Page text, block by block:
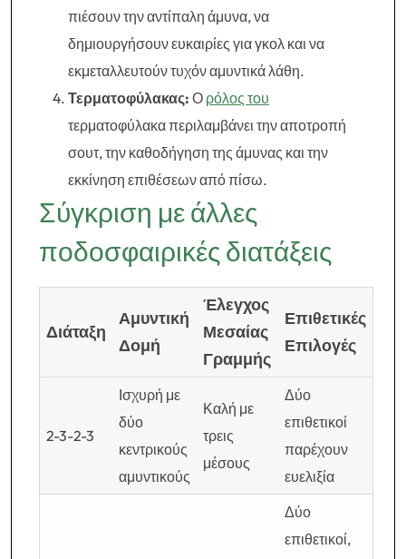
πιέσουν την αντίπαλη άμυνα, να
δημιουργήσουν ευκαιρίες για γκολ και να
εκμεταλλευτούν τυχόν αμυντικά λάθη.
Τερματοφύλακας: Ο ρόλος του
τερματοφύλακα περιλαμβάνει την αποτροπή
σουτ, την καθοδήγηση της άμυνας και την
εκκίνηση επιθέσεων από πίσω.
Σύγκριση με άλλες
ποδοσφαιρικές διατάξεις
Διάταξη
Αμυντική
Δομή
Έλεγχος
Μεσαίας
Γραμμής
Επιθετικές
Επιλογές
2-3-2-3
Ισχυρή με
δύο
κεντρικούς
αμυντικούς
Καλή με
τρεις
μέσους
Δύο
επιθετικοί
παρέχουν
ευελιξία
Δύο
επιθετικοί,